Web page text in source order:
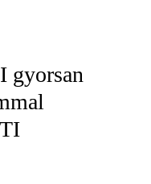
gyorsan